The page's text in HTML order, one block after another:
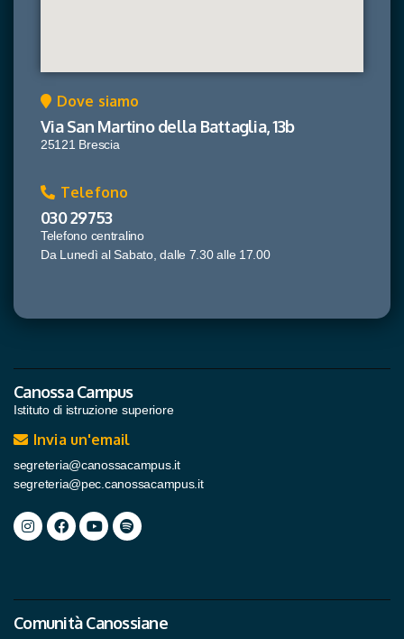
Dove siamo
Via San Martino della Battaglia, 13b
25121 Brescia
Telefono
030 29753
Telefono centralino
Da Lunedì al Sabato, dalle 7.30 alle 17.00
Canossa Campus
Istituto di istruzione superiore
Invia un'email
segreteria@canossacampus.it
segreteria@pec.canossacampus.it
Comunità Canossiane